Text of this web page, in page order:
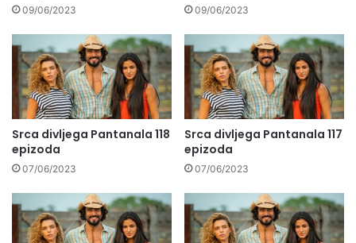
09/06/2023 09/06/2023
Srca divljega Pantanala 118
epizoda
07/06/2023
Srca divljega Pantanala 117
epizoda
07/06/2023